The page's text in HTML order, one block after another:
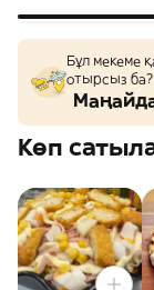
Бұл мекеме
отырсыз ба?
Көп